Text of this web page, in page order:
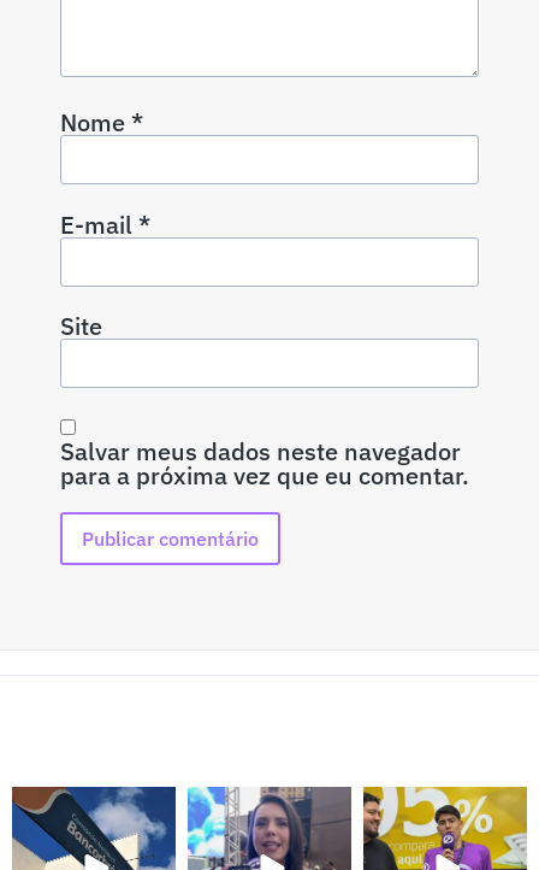
Nome*
E-mail*
Site
Salvar meus dados neste navegador
para a próxima vez que eu comentar.